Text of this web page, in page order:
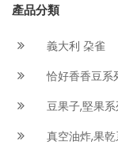
產品分類
義大利 朶雀
恰好香香豆系
豆果子,堅果系
真空油炸,果